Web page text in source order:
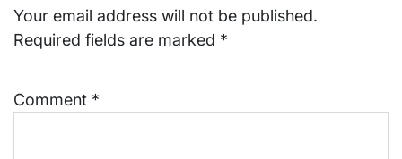
Your email address will not be published.
Required fields are marked *
Comment *